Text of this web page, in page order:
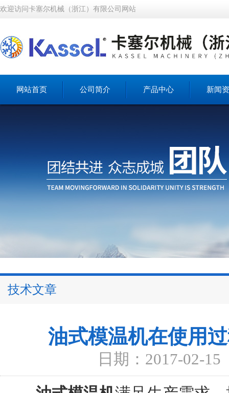
欢迎访问卡塞尔机械（浙江）有限公司网站
网站首页 公司简介 产品中心 新闻
技术文章
油式模温机在使用
日期：2017-02-15